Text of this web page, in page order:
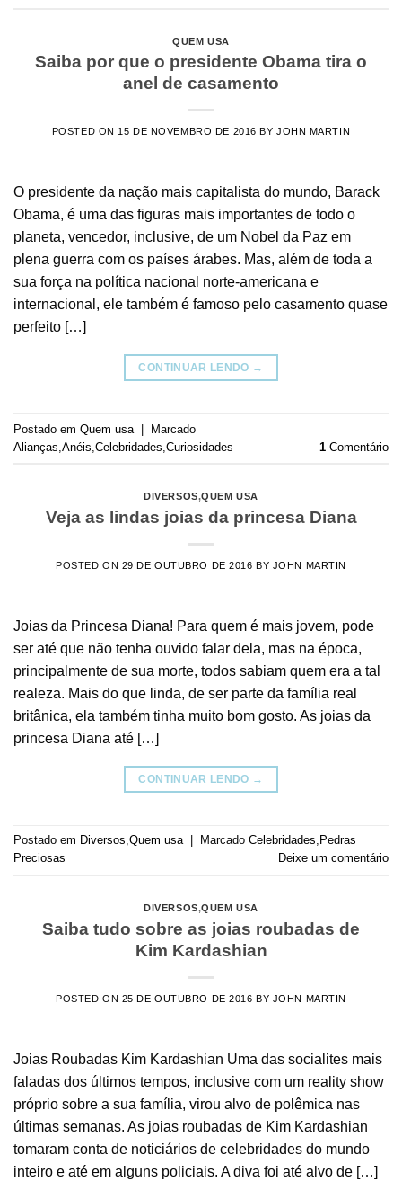
QUEM USA
Saiba por que o presidente Obama tira o
anel de casamento
POSTED ON 15 DE NOVEMBRO DE 2016 BY JOHN MARTIN
O presidente da nação mais capitalista do mundo, Barack
Obama, é uma das figuras mais importantes de todo o
planeta, vencedor, inclusive, de um Nobel da Paz em
plena guerra com os países árabes. Mas, além de toda a
sua força na política nacional norte-americana e
internacional, ele também é famoso pelo casamento quase
perfeito […]
CONTINUAR LENDO →
Postado em Quem usa | Marcado
Alianças Anéis Celebridades Curiosidades 1 Comentário
DIVERSOS,QUEM USA
Veja as lindas joias da princesa Diana
POSTED ON 29 DE OUTUBRO DE 2016 BY JOHN MARTIN
Joias da Princesa Diana! Para quem é mais jovem, pode
ser até que não tenha ouvido falar dela, mas na época,
principalmente de sua morte, todos sabiam quem era a tal
realeza. Mais do que linda, de ser parte da família real
britânica, ela também tinha muito bom gosto. As joias da
princesa Diana até […]
CONTINUAR LENDO →
Postado em Diversos,Quem usa Marcado Celebridades, Pedras
Preciosas
Deixe um comentário
DIVERSOS,QUEM USA
Saiba tudo sobre as joias roubadas de
Kim Kardashian
POSTED ON 25 DE OUTUBRO DE 2016 BY JOHN MARTIN
Joias Roubadas Kim Kardashian Uma das socialites mais
faladas dos últimos tempos, inclusive com um reality show
próprio sobre a sua família, virou alvo de polêmica nas
últimas semanas. As joias roubadas de Kim Kardashian
tomaram conta de noticiários de celebridades do mundo
inteiro e até em alguns policiais. A diva foi até alvo de […]